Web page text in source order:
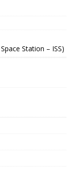
Station – ISS)